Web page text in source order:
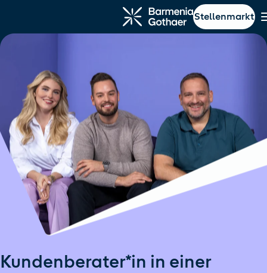
Stellenmarkt
Kundenberater*in in einer